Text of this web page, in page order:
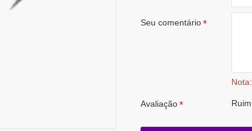
Seu comentário
Nota:
Avaliação Ruim